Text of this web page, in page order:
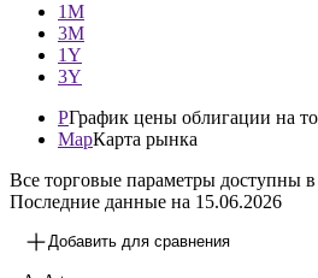
1М
3М
1Y
3Y
PГрафик цены облигации на
MapКарта рынка
Все торговые параметры доступны
Последние данные на 15.06.2026
Добавить для сравнения